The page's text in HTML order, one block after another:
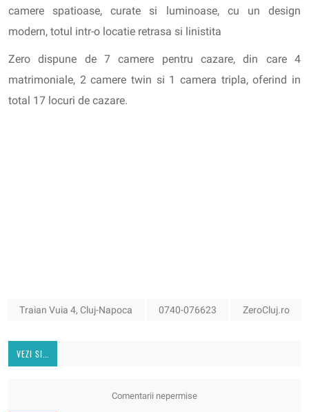
camere spatioase, curate si luminoase, cu un design
modern, totul intr-o locatie retrasa si linistita
Zero dispune de 7 camere pentru cazare, din care 4
matrimoniale, 2 camere twin si 1 camera tripla, oferind in
total 17 locuri de cazare.
Traian Vuia 4, Cluj-Napoca 0740-076623 ZeroCluj.ro
VEZI SI...
Comentarii nepermise